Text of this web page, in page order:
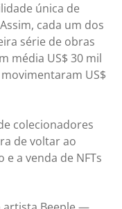
única de
cada um dos
série de obras
média US$ 30 mil
US$
colecionadores
de voltar ao
a venda de NFTs